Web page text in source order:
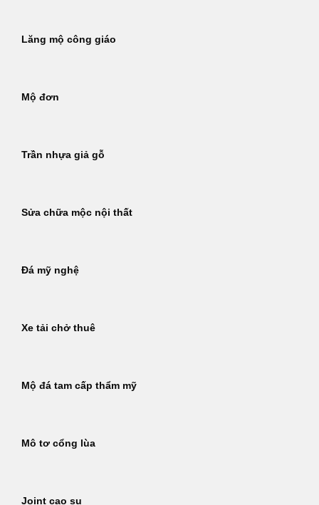
Lăng mộ công giáo
Mộ đơn
Trần nhựa giả gỗ
Sửa chữa mộc nội thất
Đá mỹ nghệ
Xe tải chở thuê
Mộ đá tam cấp thẩm mỹ
Mô tơ cổng lùa
Joint cao su